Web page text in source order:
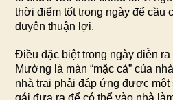
thời điểm tốt trong ngày để cầu
duyên thuận lợi.
Điều đặc biệt trong ngày diễn
Mường là màn “mặc cả” của
nhà trai phải đáp ứng được
gái đưa ra để có thể vào nhà